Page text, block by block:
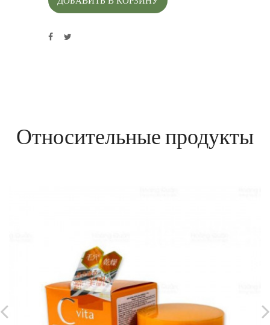
Относительные продукты